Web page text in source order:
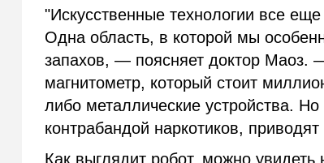
"Искусственные технологии все
Одна область, в которой мы
запахов, — поясняет доктор Маоз.
магнитометр, который стоит
либо металлические устройства.
контрабандой наркотиков,
Как выглядит робот, можно